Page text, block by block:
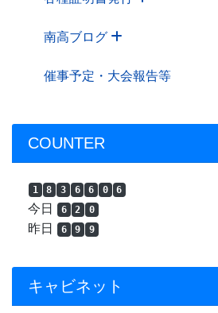
南高ブログ
催事予定・大会報告等
COUNTER
1 8 3 6 6 0 6
今日 6 2 0
昨日 6 9 9
キャビネット